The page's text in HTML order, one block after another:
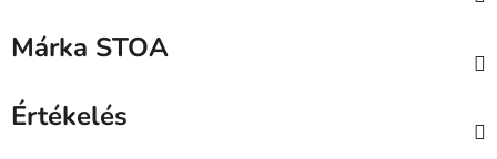
Márka STOA
Értékelés